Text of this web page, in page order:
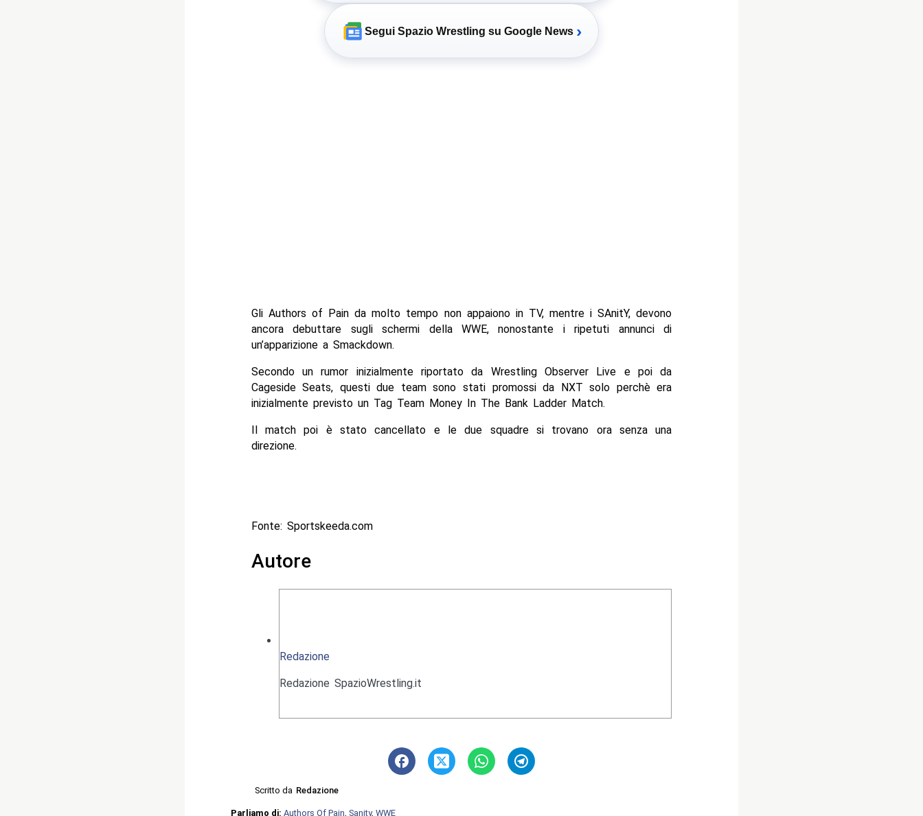
Segui Spazio Wrestling su Google News ›
Gli Authors of Pain da molto tempo non appaiono in TV, mentre i SAnitY, devono
ancora debuttare sugli schermi della WWE, nonostante i ripetuti annunci di
un’apparizione a Smackdown.
Secondo un rumor inizialmente riportato da Wrestling Observer Live e poi da
Cageside Seats, questi due team sono stati promossi da NXT solo perchè era
inizialmente previsto un Tag Team Money In The Bank Ladder Match.
Il match poi è stato cancellato e le due squadre si trovano ora senza una
direzione.
Fonte: Sportskeeda.com
Autore
Redazione
Redazione SpazioWrestling.it
Scritto da Redazione
Parliamo di: Authors Of Pain, Sanity, WWE